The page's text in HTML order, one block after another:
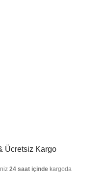
Ücretsiz Kargo
24 saat içindekargoda